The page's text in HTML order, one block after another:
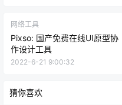
网络工具
Pixso: 国产免费在线UI原型协
作设计工具
2022-6-21 9:00:32
猜你喜欢